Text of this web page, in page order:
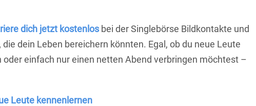
dich jetzt kostenlos bei der Singlebörse Bildkontakte und
dein Leben bereichern könnten. Egal, ob du neue Leute
oder einfach nur einen netten Abend verbringen möchtest –
Leute kennenlernen